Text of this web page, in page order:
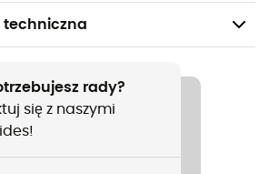
techniczna
rady?
się z naszymi